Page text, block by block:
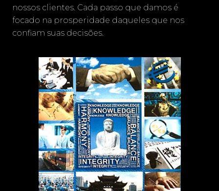
nossos clientes. Cada passo que damos é
focado na prosperidade daqueles que nos
confiam suas decisões.